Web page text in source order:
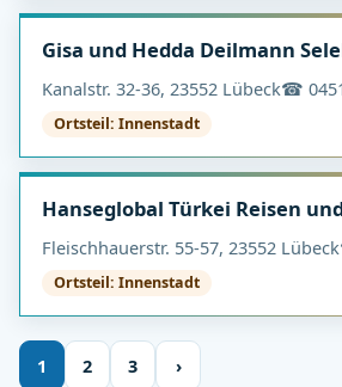
Gisa und Hedda Deilmann
Kanalstr. 32-36, 23552 Lübeck☎
Ortsteil: Innenstadt
Hanseglobal Türkei Reisen
Fleischhauerstr. 55-57, 23552 Lübeck
Ortsteil: Innenstadt
1 2 3 ›